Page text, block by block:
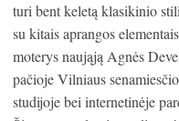
turi bent keletą klasikinio
su kitais aprangos
moterys naująją Agnės
pačioje Vilniaus
studijoje bei internetinėje